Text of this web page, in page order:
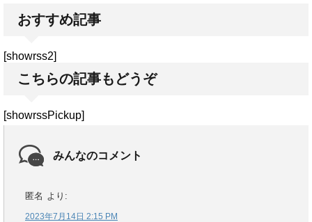
おすすめ記事
[showrss2]
こちらの記事もどうぞ
[showrssPickup]
みんなのコメント
匿名 より:
2023年7月14日 2:15 PM